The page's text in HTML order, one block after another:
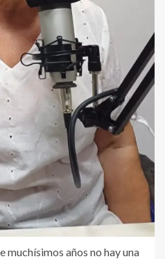
muchísimos años no hay una